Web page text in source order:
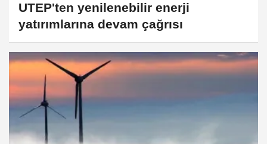
UTEP'ten yenilenebilir enerji
yatırımlarına devam çağrısı